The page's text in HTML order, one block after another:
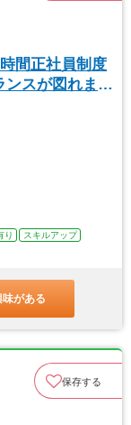
間正社員制度
スが図れま
り
スキルアップ
がある
保存する